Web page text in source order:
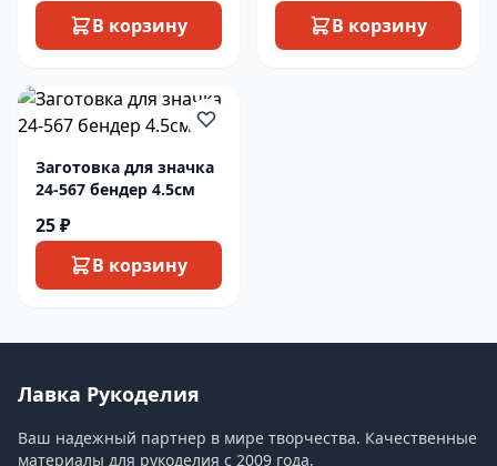
В корзину
В корзину
Заготовка для значка
24-567 бендер 4.5см
25 ₽
В корзину
Лавка Рукоделия
Ваш надежный партнер в мире творчества. Качественные
материалы для рукоделия с 2009 года.